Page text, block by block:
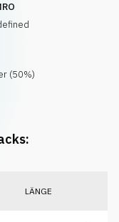
(50%)
LÄNGE